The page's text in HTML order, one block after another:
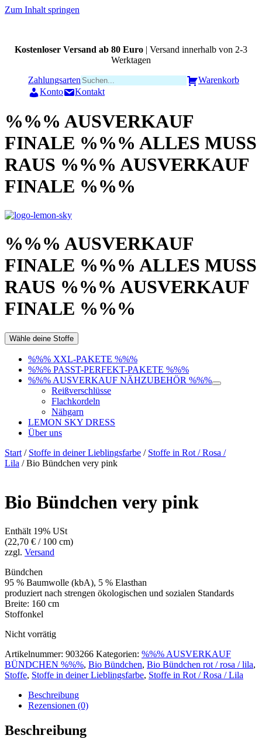
Zum Inhalt springen
Kostenloser Versand ab 80 Euro | Versand innerhalb von 2-3
Werktagen
Zahlungsarten
Warenkorb
Konto
Kontakt
%%% AUSVERKAUF
FINALE %%% ALLES MUSS
RAUS %%% AUSVERKAUF
FINALE %%%
%%% AUSVERKAUF
FINALE %%% ALLES MUSS
RAUS %%% AUSVERKAUF
FINALE %%%
Wähle deine Stoffe
%%% XXL-PAKETE %%%
%%% PASST-PERFEKT-PAKETE %%%
%%% AUSVERKAUF NÄHZUBEHÖR %%%
Reißverschlüsse
Flachkordeln
Nähgarn
LEMON SKY DRESS
Über uns
Start / Stoffe in deiner Lieblingsfarbe / Stoffe in Rot / Rosa /
Lila / Bio Bündchen very pink
Bio Bündchen very pink
Enthält 19% USt
(22,70 € / 100 cm)
zzgl. Versand
Bündchen
95 % Baumwolle (kbA), 5 % Elasthan
produziert nach strengen ökologischen und sozialen Standards
Breite: 160 cm
Stoffonkel
Nicht vorrätig
Artikelnummer: 903266 Kategorien: %%% AUSVERKAUF
BÜNDCHEN %%%, Bio Bündchen, Bio Bündchen rot / rosa / lila,
Stoffe, Stoffe in deiner Lieblingsfarbe, Stoffe in Rot / Rosa / Lila
Beschreibung
Rezensionen (0)
Beschreibung